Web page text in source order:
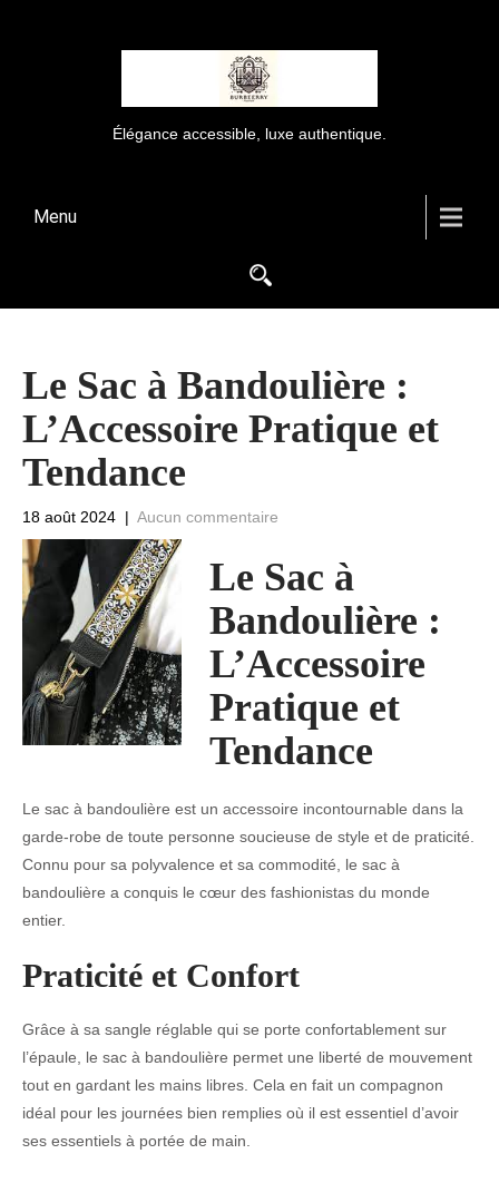
Élégance accessible, luxe authentique.
Menu
Le Sac à Bandoulière :
L’Accessoire Pratique et
Tendance
18 août 2024 | Aucun commentaire
Le Sac à
Bandoulière :
L’Accessoire
Pratique et
Tendance
Le sac à bandoulière est un accessoire incontournable dans la
garde-robe de toute personne soucieuse de style et de praticité.
Connu pour sa polyvalence et sa commodité, le sac à
bandoulière a conquis le cœur des fashionistas du monde
entier.
Praticité et Confort
Grâce à sa sangle réglable qui se porte confortablement sur
l’épaule, le sac à bandoulière permet une liberté de mouvement
tout en gardant les mains libres. Cela en fait un compagnon
idéal pour les journées bien remplies où il est essentiel d’avoir
ses essentiels à portée de main.